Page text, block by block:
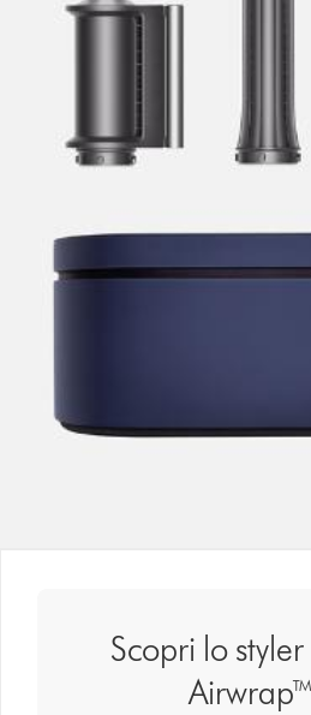
Scopri lo
Airwrap™